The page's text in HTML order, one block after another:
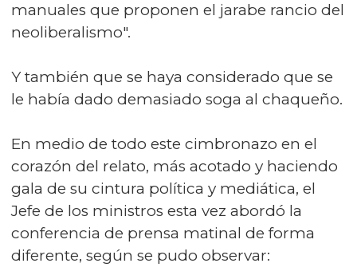
manuales que proponen el jarabe rancio del
neoliberalismo".
Y también que se haya considerado que se
le había dado demasiado soga al chaqueño.
En medio de todo este cimbronazo en el
corazón del relato, más acotado y haciendo
gala de su cintura política y mediática, el
Jefe de los ministros esta vez abordó la
conferencia de prensa matinal de forma
diferente, según se pudo observar: